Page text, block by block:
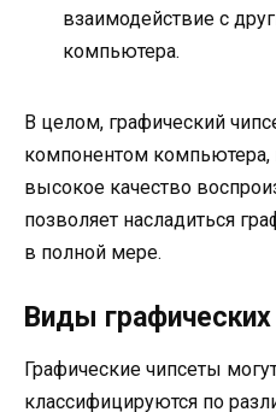
взаимодействие с
компьютера.
В целом, графический
компонентом компьютера,
высокое качество
позволяет насладиться
в полной мере.
Виды
Графические чипсеты
классифицируются по